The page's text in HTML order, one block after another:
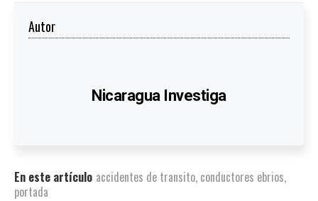
Autor
Nicaragua Investiga
En este artículo accidentes de transito, conductores ebrios,
portada